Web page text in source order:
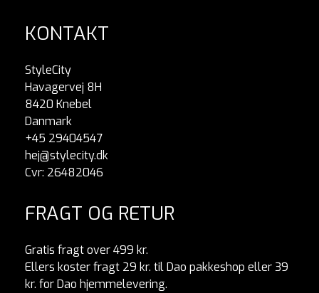
KONTAKT
StyleCity
Havagervej 8H
8420 Knebel
Danmark
+45 29404547
hej@stylecity.dk
Cvr: 26482046
FRAGT OG RETUR
Gratis fragt over 499 kr.
Ellers koster fragt 29 kr. til Dao pakkeshop eller 39
kr. for Dao hjemmelevering.